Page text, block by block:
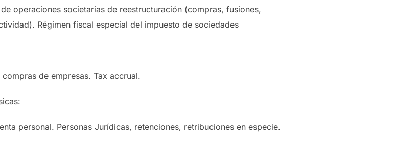
operaciones societarias de reestructuración (compras, fusiones,
Régimen fiscal especial del impuesto de sociedades
de empresas. Tax accrual.
personal. Personas Jurídicas, retenciones, retribuciones en especie.